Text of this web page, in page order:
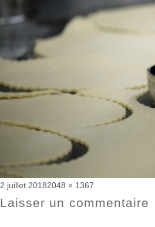
Publié
le
2 juillet 2018Taille
réelle
2048 × 1367
Laisser un commentaire